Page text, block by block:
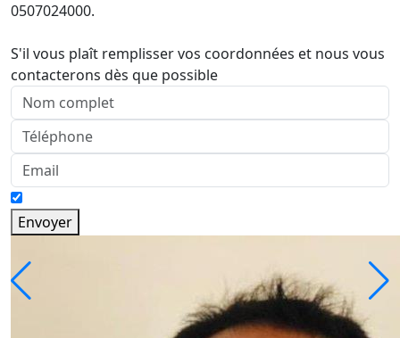
0507024000.
S'il vous plaît remplisser vos coordonnées et nous vous
contacterons dès que possible
Envoyer